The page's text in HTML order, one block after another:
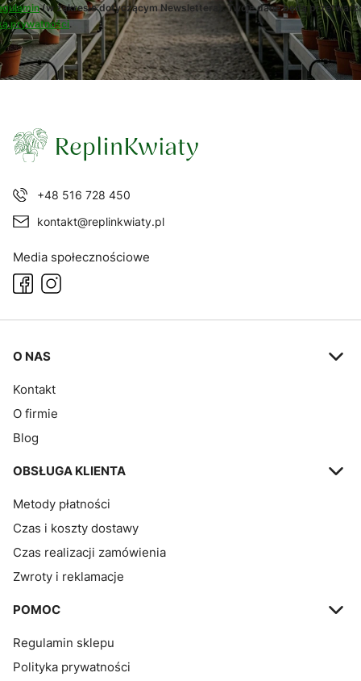
(w zakresie dotyczącym Newslettera). Twoje dane będą
prywatności.
+48 516 728 450
kontakt@replinkwiaty.pl
Media społecznościowe
Linki w stopce
O NAS
Kontakt
O firmie
Blog
OBSŁUGA KLIENTA
Metody płatności
Czas i koszty dostawy
Czas realizacji zamówienia
Zwroty i reklamacje
POMOC
Regulamin sklepu
Polityka prywatności